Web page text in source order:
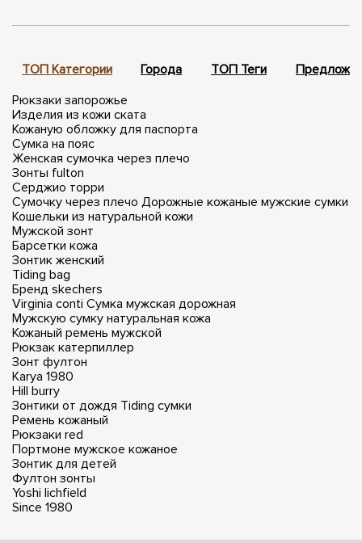
ТОП Категории Города ТОП Теги
Рюкзаки запорожье
Изделия из кожи ската
Кожаную обложку для паспорта
Сумка на пояс
Женская сумочка через плечо
Зонты fulton
Серджио торри
Сумочку через плечо Дорожные кожаные мужские сумки
Кошельки из натуральной кожи
Мужской зонт
Барсетки кожа
Зонтик женский
Tiding bag
Бренд skechers
Virginia conti Сумка мужская дорожная
Мужскую сумку натуральная кожа
Кожаный ремень мужской
Рюкзак катерпиллер
Зонт фултон
Karya 1980
Hill burry
Зонтики от дождя Tiding сумки
Ремень кожаный
Рюкзаки red
Портмоне мужское кожаное
Зонтик для детей
Фултон зонты
Yoshi lichfield
Since 1980